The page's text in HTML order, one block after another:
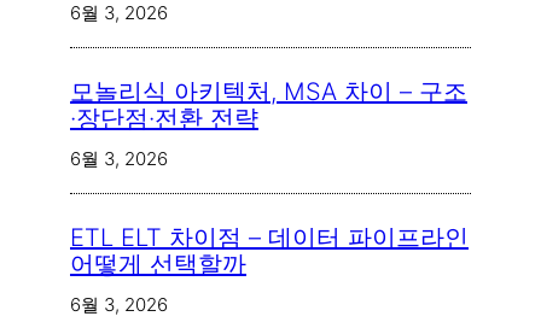
6월 3, 2026
모놀리식 아키텍처, MSA 차이 – 구조
·장단점·전환 전략
6월 3, 2026
ETL ELT 차이점 – 데이터 파이프라인
어떻게 선택할까
6월 3, 2026